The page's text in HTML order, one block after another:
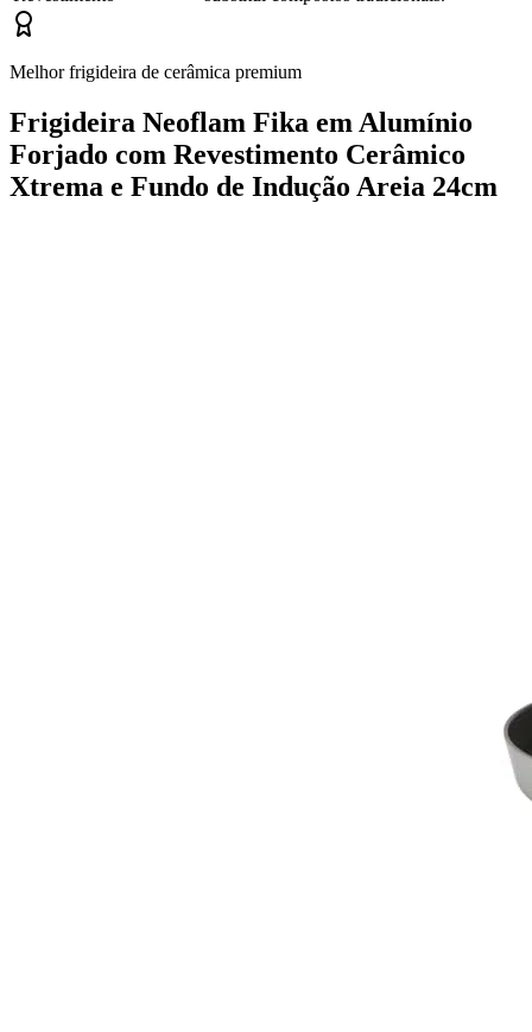
Melhor frigideira de cerâmica premium
Frigideira Neoflam Fika em Alumínio
Forjado com Revestimento Cerâmico
Xtrema e Fundo de Indução Areia 24cm